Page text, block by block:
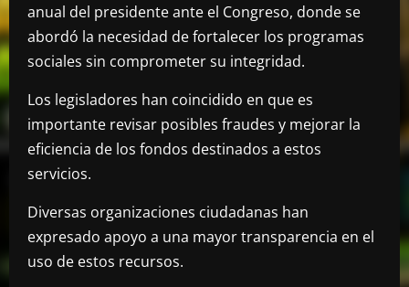
anual del presidente ante el Congreso, donde se
abordó la necesidad de fortalecer los programas
sociales sin comprometer su integridad.
Los legisladores han coincidido en que es
importante revisar posibles fraudes y mejorar la
eficiencia de los fondos destinados a estos
servicios.
Diversas organizaciones ciudadanas han
expresado apoyo a una mayor transparencia en el
uso de estos recursos.